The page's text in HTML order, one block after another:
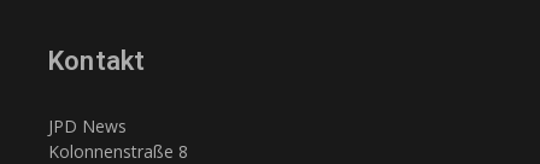
Kontakt
JPD News
Kolonnenstraße 8